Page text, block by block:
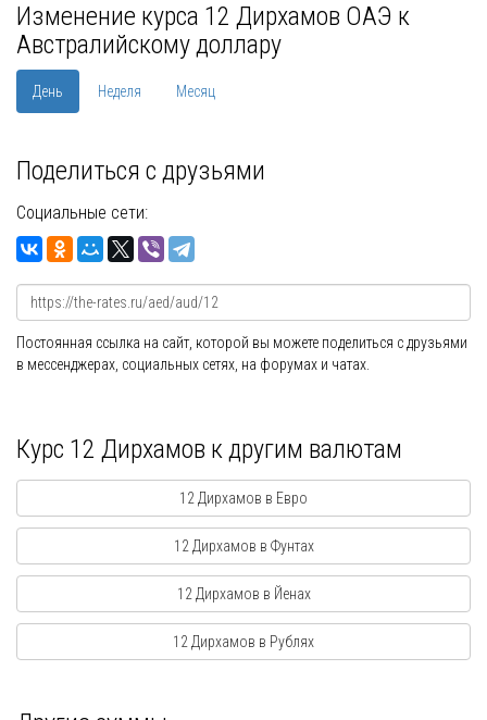
Изменение курса 12 Дирхамов ОАЭ к
Австралийскому доллару
День Неделя Месяц
Поделиться с друзьями
Социальные сети:
Постоянная ссылка на сайт, которой вы можете поделиться с друзьями
в мессенджерах, социальных сетях, на форумах и чатах.
Курс 12 Дирхамов к другим валютам
12 Дирхамов в Евро
12 Дирхамов в Фунтах
12 Дирхамов в Йенах
12 Дирхамов в Рублях